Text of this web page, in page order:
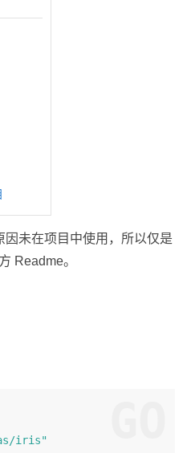
因未在项目中使用，所以仅是
Readme。
iris"